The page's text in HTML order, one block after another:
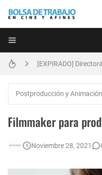
Postproducción y Animación
Filmmaker para
Noviembre 28, 2021